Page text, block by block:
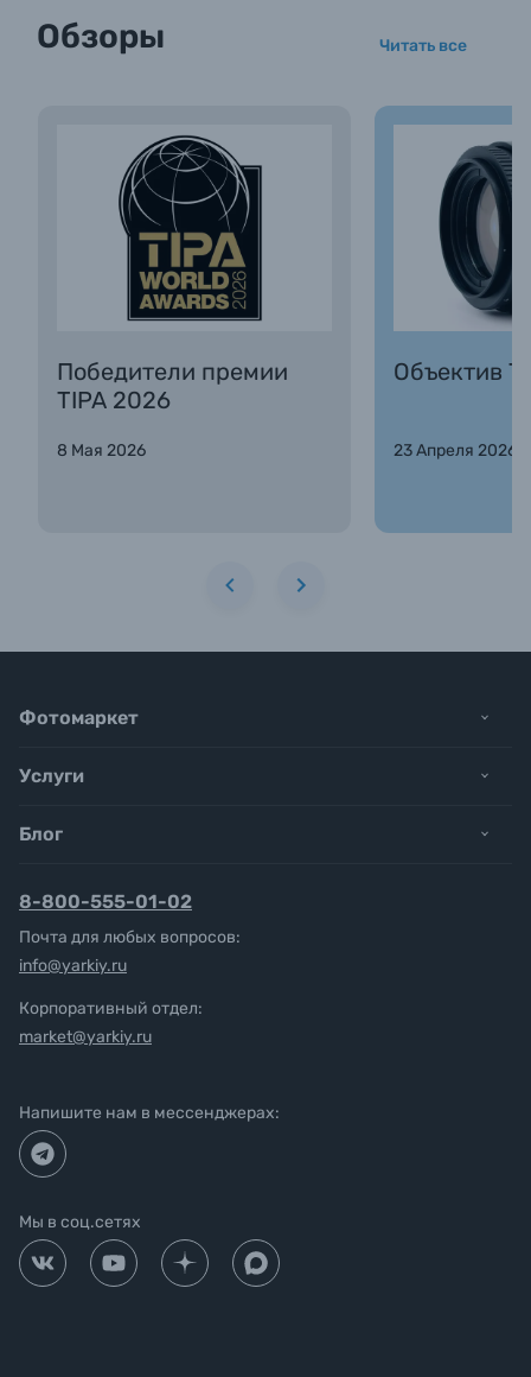
Обзоры Читать все
Победители премии
TIPA 2026
8 Мая 2026
Объектив
23 Апреля 2026
Фотомаркет
Услуги
Блог
8-800-555-01-02
Почта для любых вопросов:
info@yarkiy.ru
Корпоративный отдел:
market@yarkiy.ru
Напишите нам в мессенджерах:
Мы в соц.сетях